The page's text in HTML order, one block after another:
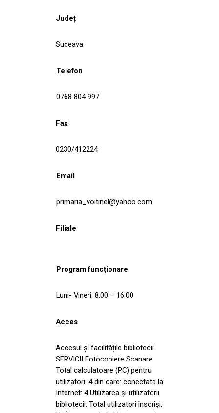
Județ
Suceava
Telefon
0768 804 997
Fax
0230/412224
Email
primaria_voitinel@yahoo.com
Filiale
Program funcționare
Luni- Vineri: 8.00 – 16.00
Acces
Accesul și facilitățile bibliotecii:
SERVICII Fotocopiere Scanare
Total calculatoare (PC) pentru
utilizatori: 4 din care: conectate la
Internet: 4 Utilizarea și utilizatorii
bibliotecii: Total utilizatori înscriși: